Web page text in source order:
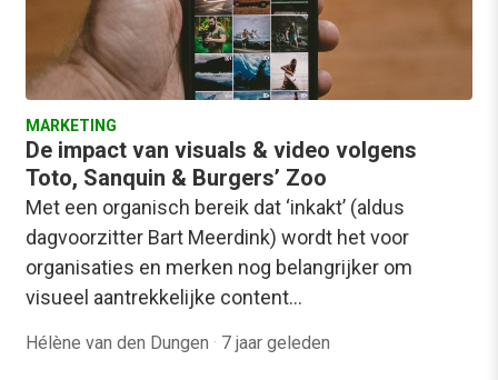
MARKETING
De impact van visuals & video volgens
Toto, Sanquin & Burgers’ Zoo
Met een organisch bereik dat ‘inkakt’ (aldus
dagvoorzitter Bart Meerdink) wordt het voor
organisaties en merken nog belangrijker om
visueel aantrekkelijke content…
Hélène van den Dungen · 7 jaar geleden